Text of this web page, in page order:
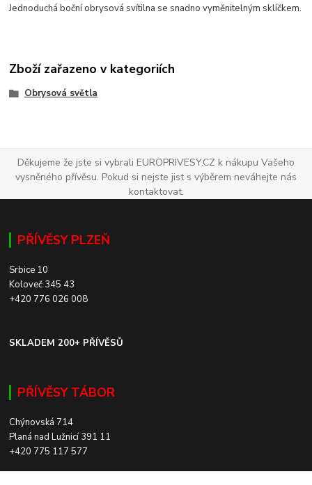
Jednoduchá boční obrysová svítilna se snadno vyměnitelným sklíčkem.
Zboží zařazeno v kategoriích
Obrysová světla
Děkujeme že jste si vybrali EUROPRIVESY.CZ k nákupu Vašeho
vysněného přívěsu. Pokud si nejste jist s výběrem neváhejte nás
kontaktovat.
PŘÍVĚSY PLZEŇ
Srbice 10
Koloveč 345 43
+420 776 026 008
SKLADEM 200+ PŘÍVĚSŮ
PŘÍVĚSY TÁBOR
Chýnovská 714
Planá nad Lužnicí 391 11
+420 775 117 577